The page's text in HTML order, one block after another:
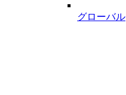
グローバル